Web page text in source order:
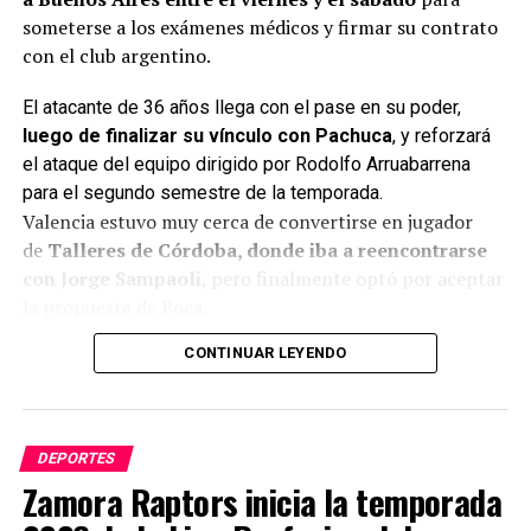
someterse a los exámenes médicos y firmar su contrato
con el club argentino.
El atacante de 36 años llega con el pase en su poder,
luego de finalizar su vínculo con Pachuca, y reforzará
el ataque del equipo dirigido por Rodolfo Arruabarrena
para el segundo semestre de la temporada.
Valencia estuvo muy cerca de convertirse en jugador
de Talleres de Córdoba, donde iba a reencontrarse
con Jorge Sampaoli , pero finalmente optó por aceptar
Enner Valencia llega a Argentina tras disputar el Mundial
máximo goleador histórico de Selección de Ecuador,
con49 goles en 102 partidos
Además, cuenta con una destacada trayectoria
internacional tras defender las camisetas deEmelec,
CONTINUAR LEYENDO
DEPORTES
Zamora Raptors inicia la temporada